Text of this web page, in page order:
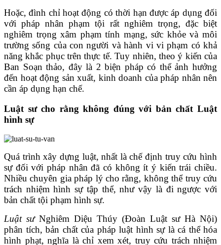
Hoặc, đình chỉ hoạt động có thời hạn được áp dụng đối
với pháp nhân phạm tội rất nghiêm trọng, đặc biệt
nghiêm trọng xâm phạm tính mạng, sức khỏe và môi
trường sống của con người và hành vi vi phạm có khả
năng khắc phục trên thực tế. Tuy nhiên, theo ý kiến của
Ban Soạn thảo, đây là 2 biện pháp có thể ảnh hưởng
đến hoạt động sản xuất, kinh doanh của pháp nhân nên
cần áp dụng hạn chế.
Luật sư cho rằng không đúng với bản chất Luật
hình sự
Quá trình xây dựng luật, nhất là chế định truy cứu hình
sự đối với pháp nhân đã có không ít ý kiến trái chiều.
Nhiều chuyên gia pháp lý cho rằng, không thể truy cứu
trách nhiệm hình sự tập thể, như vậy là đi ngược với
bản chất tội phạm hình sự.
Luật sưNghiêm Diệu Thúy (Đoàn Luật sư Hà Nội)
phân tích, bản chất của pháp luật hình sự là cá thể hóa
hình phạt, nghĩa là chỉ xem xét, truy cứu trách nhiệm